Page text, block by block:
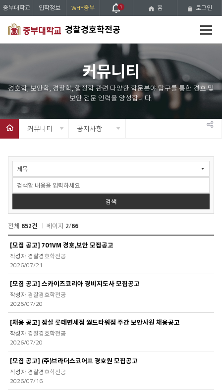
경찰경호학전공
메
중부대학교 입학정보 WHY중부 1 홈 로그인
커뮤니티
커뮤니티
공지사항
유
공
항
색
검색
전체 652건 페이지 2/66
지
사
항
목
록
[모집 공고] 701VM 경호,보안 모집공고
경찰경호학전공
2026/07/21
[모집 공고] 스카이즈코리아 경비지도사 모집공고
경찰경호학전공
2026/07/20
[채용 공고] 잠실 롯데면세점 월드타워점 주간 보안사원 채용공고
경찰경호학전공
2026/07/20
[모집 공고] (주)브라더스코어프 경호원 모집공고
경찰경호학전공
2026/07/16